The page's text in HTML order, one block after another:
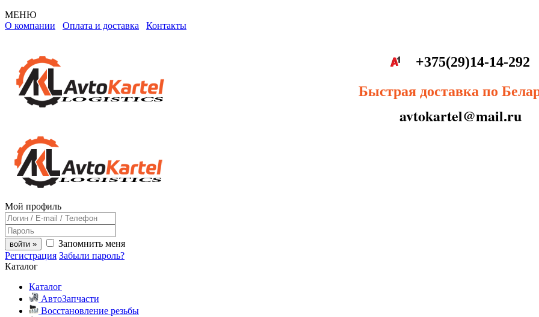
МЕНЮ
О компании
Оплата и доставка Контакты
+375(29)14-14-292
Быстрая доставка по
avtokartel@mail.ru
Мой профиль
войти »
Запомнить меня
Регистрация Забыли пароль?
Каталог
Каталог
АвтоЗапчасти
Восстановление резьбы